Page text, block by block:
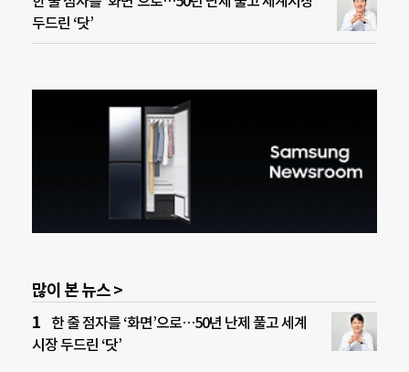
두드린 ‘닷’
많이 본 뉴스 >
한 줄 점자를 ‘화면’으로…50년 난제 풀고 세계
시장 두드린 ‘닷’